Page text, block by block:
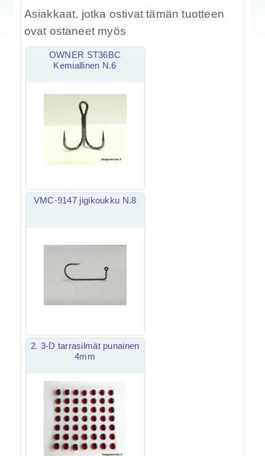
Asiakkaat, jotka ostivat tämän tuotteen
ovat ostaneet myös
OWNER ST36BC
Kemiallinen N.6
VMC-9147 jigikoukku N.8
2. 3-D tarrasilmät punainen
4mm